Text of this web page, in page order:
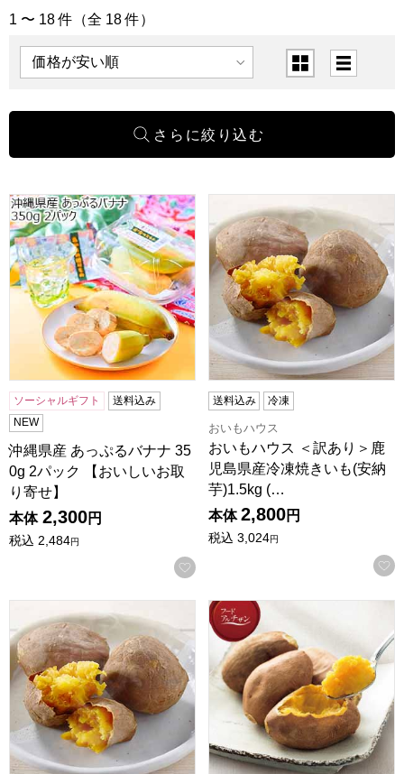
「果物・野菜」の商品一覧
1 〜 18 件（全 18 件）
表示順 表示切替
沖縄県産 あっぷるバナナ 350g 2パック 【おいしいお取り寄
ソーシャルギフト
送料込み
NEW
沖縄県産 あっぷるバナナ 35
0g 2パック 【おいしいお取
り寄せ】
本体 2,300円
税込 2,484円
お気に入りに登録する
送料込み 冷凍
おいもハウス
おいもハウス ＜訳あり＞鹿
児島県産冷凍焼きいも(安納
芋)1.5kg (…
本体 2,800円
税込 3,024円
おいもハウス ＜訳あり＞鹿児島県産冷凍焼きいも(安納芋
鹿児島県種子島産 安納いも